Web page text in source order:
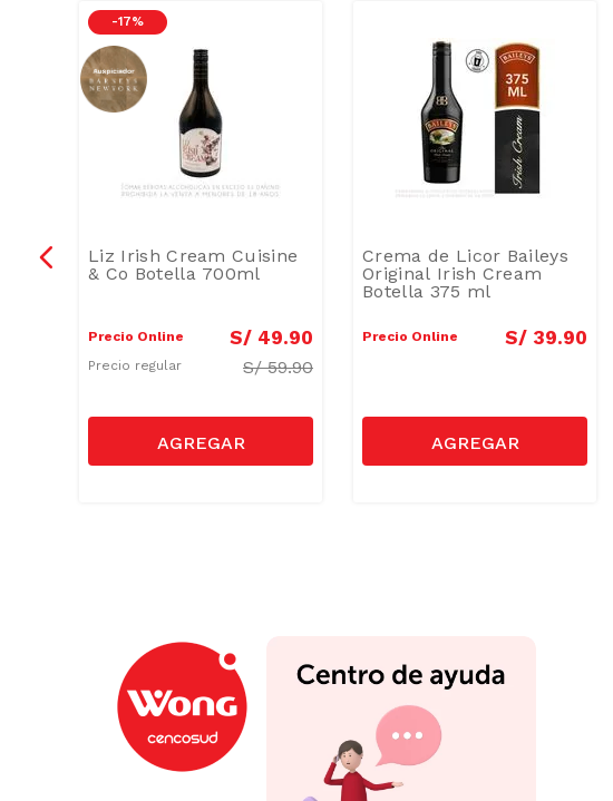
-17 %
Liz Irish Cream Cuisine
& Co Botella 700ml
Precio Online S/ 49.90
Precio regular S/59.90
Crema de Licor Baileys
Original Irish Cream
Botella 375 ml
Precio Online S/ 39.90